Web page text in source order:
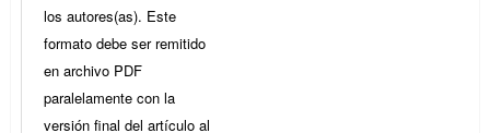
los autores(as). Este
formato debe ser remitido
en archivo PDF
paralelamente con la
versión final del artículo al